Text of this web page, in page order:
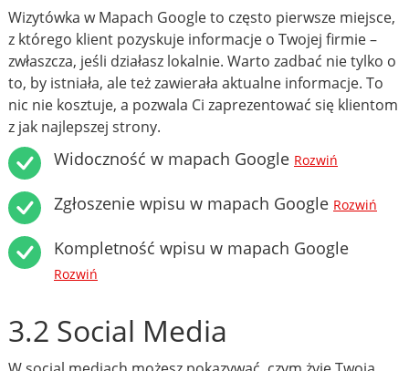
Wizytówka w Mapach Google to często pierwsze miejsce,
z którego klient pozyskuje informacje o Twojej firmie –
zwłaszcza, jeśli działasz lokalnie. Warto zadbać nie tylko o
to, by istniała, ale też zawierała aktualne informacje. To
nic nie kosztuje, a pozwala Ci zaprezentować się klientom
z jak najlepszej strony.
Widoczność w mapach Google Rozwiń
Zgłoszenie wpisu w mapach Google Rozwiń
Kompletność wpisu w mapach Google
Rozwiń
3.2 Social Media